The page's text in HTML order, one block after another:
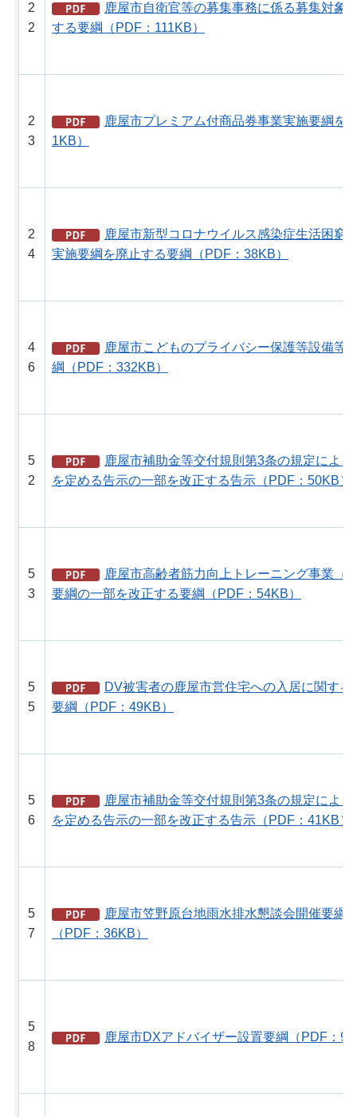
2
2
鹿屋市自衛官等の募集事務に係る募集対象
する要綱（PDF：111KB）
2
3
鹿屋市プレミアム付商品券事業実施要綱を
1KB）
2
4
鹿屋市新型コロナウイルス感染症生活困窮
実施要綱を廃止する要綱（PDF：38KB）
4
6
鹿屋市こどものプライバシー保護等設備等
綱（PDF：332KB）
5
2
鹿屋市補助金等交付規則第3条の規定によ
を定める告示の一部を改正する告示（PDF：50KB）
5
3
鹿屋市高齢者筋力向上トレーニング事業（
要綱の一部を改正する要綱（PDF：54KB）
5
5
DV被害者の鹿屋市営住宅への入居に関す
要綱（PDF：49KB）
5
6
鹿屋市補助金等交付規則第3条の規定によ
を定める告示の一部を改正する告示（PDF：41KB）
5
7
鹿屋市笠野原台地雨水排水懇談会開催要綱
（PDF：36KB）
5
8
鹿屋市DXアドバイザー設置要綱（PDF：